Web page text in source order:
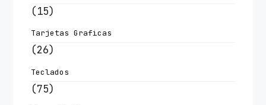
(15)
Tarjetas Graficas
(26)
Teclados
(75)